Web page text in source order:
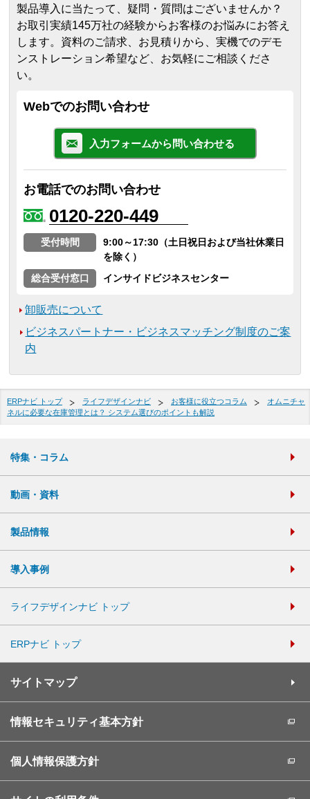
製品導入に当たって、疑問・質問はございませんか？
お取引実績145万社の経験からお客様のお悩みにお答え
します。 資料のご請求、お見積りから、実機でのデモ
ンストレーション希望など、お気軽にご相談くださ
い。
Webでのお問い合わせ
入力フォームから問い合わせる
お電話でのお問い合わせ
0120-220-449
受付時間
9:00～17:30（土日祝日および当社休業日
を除く）
総合受付窓口
インサイドビジネスセンター
卸販売について
ビジネスパートナー・ビジネスマッチング制度のご案
内
ERPナビ トップ ライフデザインナビ お客様に役立つコラム
オムニチャ
ネルに必要な在庫管理とは？ システム選びのポイントも解説
特集・コラム
動画・資料
製品情報
導入事例
ライフデザインナビ トップ
ERPナビ トップ
サイトマップ
情報セキュリティ基本方針
個人情報保護方針